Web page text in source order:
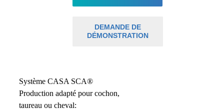
DEMANDE DE
DÉMONSTRATION
Système CASA SCA®
Production adapté pour cochon,
taureau ou cheval: